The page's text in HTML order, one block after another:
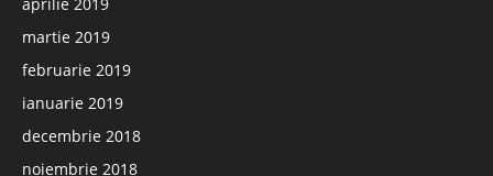
martie 2019
februarie 2019
ianuarie 2019
decembrie 2018
noiembrie 2018